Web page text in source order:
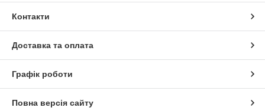
Контакти
Доставка та оплата
Графік роботи
Повна версія сайту